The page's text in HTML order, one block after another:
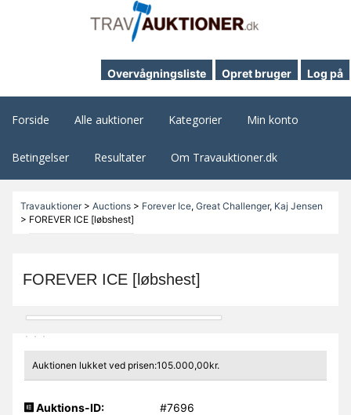
Overvågningsliste Opret bruger Log på
Forside Alle auktioner Kategorier Min konto
Betingelser Resultater Om Travauktioner.dk
Travauktioner> Auctions> Forever Ice, Great Challenger, Kaj Jensen
> FOREVER ICE [løbshest]
FOREVER ICE [løbshest]
Auktionen lukket ved prisen:105.000,00kr.
Auktions-ID:
#7696